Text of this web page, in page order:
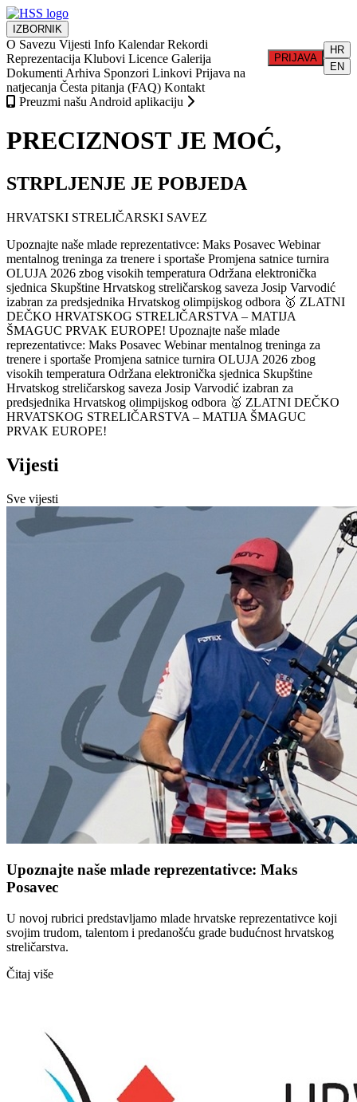
IZBORNIK
O Savezu Vijesti Info Kalendar Rekordi
Reprezentacija Klubovi Licence Galerija
Dokumenti Arhiva Sponzori Linkovi Prijava na
natjecanja Česta pitanja (FAQ) Kontakt
PRIJAVA
HR
EN
Preuzmi našu Android aplikaciju
PRECIZNOST JE MOĆ,
STRPLJENJE JE POBJEDA
HRVATSKI STRELIČARSKI SAVEZ
Upoznajte naše mlade reprezentativce: Maks Posavec Webinar
mentalnog treninga za trenere i sportaše Promjena satnice turnira
OLUJA 2026 zbog visokih temperatura Održana elektronička
sjednica Skupštine Hrvatskog streličarskog saveza Josip Varvodić
izabran za predsjednika Hrvatskog olimpijskog odbora 🥇 ZLATNI
DEČKO HRVATSKOG STRELIČARSTVA – MATIJA
ŠMAGUC PRVAK EUROPE! Upoznajte naše mlade
reprezentativce: Maks Posavec Webinar mentalnog treninga za
trenere i sportaše Promjena satnice turnira OLUJA 2026 zbog
visokih temperatura Održana elektronička sjednica Skupštine
Hrvatskog streličarskog saveza Josip Varvodić izabran za
predsjednika Hrvatskog olimpijskog odbora 🥇 ZLATNI DEČKO
HRVATSKOG STRELIČARSTVA – MATIJA ŠMAGUC
PRVAK EUROPE!
Vijesti
Sve vijesti
Upoznajte naše mlade reprezentativce: Maks
Posavec
U novoj rubrici predstavljamo mlade hrvatske reprezentativce koji
svojim trudom, talentom i predanošću grade budućnost hrvatskog
streličarstva.
Čitaj više